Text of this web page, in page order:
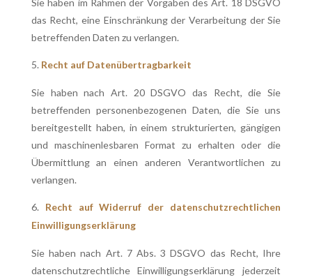
das Recht, eine Einschränkung der Verarbeitung der Sie
betreffenden Daten zu verlangen.
Recht auf Datenübertragbarkeit
Sie haben nach Art. 20 DSGVO das Recht, die Sie
betreffenden personenbezogenen Daten, die Sie uns
bereitgestellt haben, in einem strukturierten, gängigen
und maschinenlesbaren Format zu erhalten oder die
Übermittlung an einen anderen Verantwortlichen zu
verlangen.
Recht auf Widerruf der datenschutzrechtlichen
Einwilligungserklärung
Sie haben nach Art. 7 Abs. 3 DSGVO das Recht, Ihre
datenschutzrechtliche Einwilligungserklärung jederzeit